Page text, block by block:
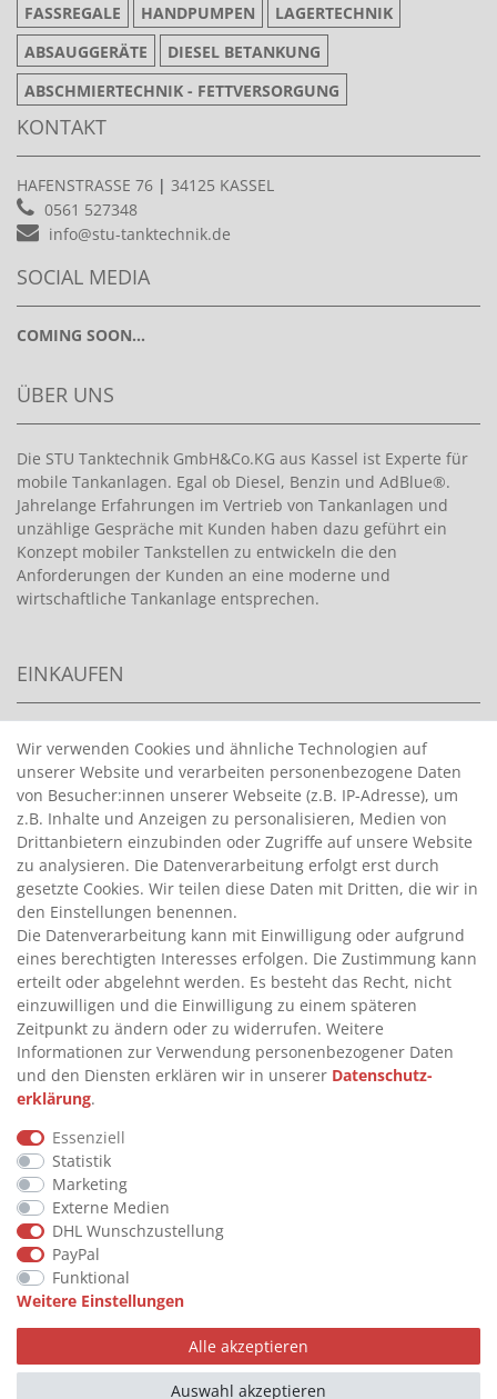
FASSREGALE HANDPUMPEN
LAGERTECHNIK
ABSAUGGERÄTE
DIESEL BETANKUNG
ABSCHMIERTECHNIK - FETTVERSORGUNG
KONTAKT
HAFENSTRASSE 76 | 34125 KASSEL
0561 527348
info@stu-tanktechnik.de
SOCIAL MEDIA
COMING SOON...
ÜBER UNS
Die STU Tanktechnik GmbH&Co.KG aus Kassel ist Experte für
mobile Tankanlagen. Egal ob Diesel, Benzin und AdBlue®.
Jahrelange Erfahrungen im Vertrieb von Tankanlagen und
unzählige Gespräche mit Kunden haben dazu geführt ein
Konzept mobiler Tankstellen zu entwickeln die den
Anforderungen der Kunden an eine moderne und
wirtschaftliche Tankanlage entsprechen.
EINKAUFEN
HANDPUMPEN FÜR BENZIN
>
HANDPUMPEN FÜR ÖLE
>
TANKANLAGEN
>
ADBLUE® BETANKUNG
INFORMATIONEN
>
FAQ
>
VERTRAG WIDERRUFEN
>
WIDERRUFSRECHT
>
WIDERRUFSFORMULAR
IMPRESSUM
>
DATENSCHUTZERKLÄRUNG
>
AGB
>
KONTAKT
© Copyright 2026 by STU Tanktechnik
Alle Rechte vorbehalten.
Wir verwenden Cookies und ähnliche Technologien auf
unserer Website und verarbeiten personenbezogene Daten
von Besucher:innen unserer Webseite (z.B. IP-Adresse), um
z.B. Inhalte und Anzeigen zu personalisieren, Medien von
Drittanbietern einzubinden oder Zugriffe auf unsere Website
zu analysieren. Die Datenverarbeitung erfolgt erst durch
gesetzte Cookies. Wir teilen diese Daten mit Dritten, die wir in
den Einstellungen benennen.
Die Datenverarbeitung kann mit Einwilligung oder aufgrund
eines berechtigten Interesses erfolgen. Die Zustimmung kann
erteilt oder abgelehnt werden. Es besteht das Recht, nicht
einzuwilligen und die Einwilligung zu einem späteren
Zeitpunkt zu ändern oder zu widerrufen. Weitere
Informationen zur Verwendung personenbezogener Daten
und den Diensten erklären wir in unserer Daten­schutz­
erklärung.
Essenziell
Statistik
Marketing
Externe Medien
DHL Wunschzustellung
PayPal
Funktional
Weitere Einstellungen
Alle akzeptieren
Auswahl akzeptieren